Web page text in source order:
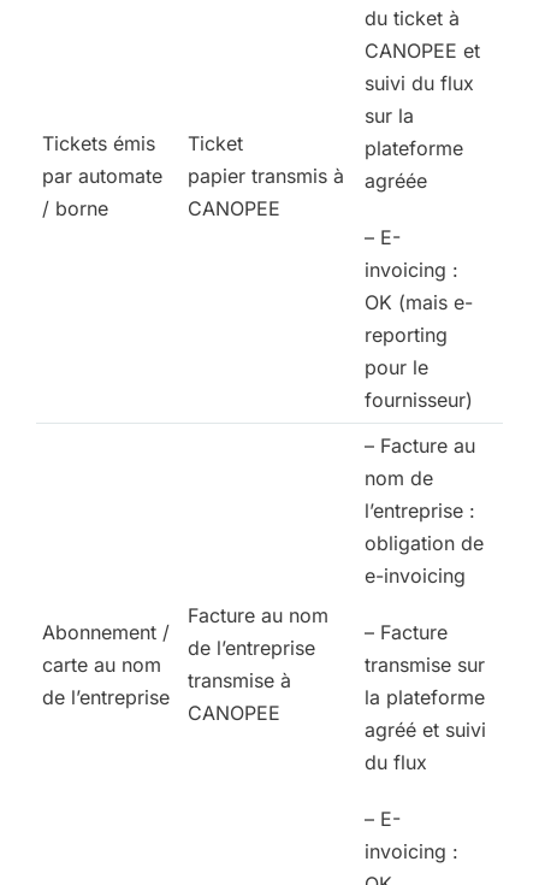
Tickets émis
par automate
/ borne
Ticket
papier transmis à
CANOPEE
du ticket à
CANOPEE et
suivi du flux
sur la
plateforme
agréée
– E-
invoicing :
OK (mais e-
reporting
pour le
fournisseur)
Abonnement /
carte au nom
de l’entreprise
Facture au nom
de l’entreprise
transmise à
CANOPEE
– Facture au
nom de
l’entreprise :
obligation de
e-invoicing
– Facture
transmise sur
la plateforme
agréé et suivi
du flux
– E-
invoicing :